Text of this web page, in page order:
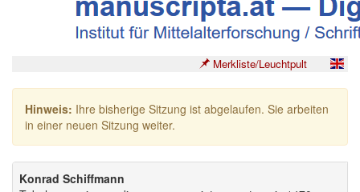
Merkliste/Leuchtpult
Hinweis: Ihre bisherige Sitzung ist abgelaufen. Sie arbeiten
in einer neuen Sitzung weiter.
Konrad Schiffmann